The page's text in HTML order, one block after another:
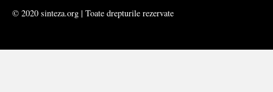
© 2020 sinteza.org | Toate drepturile rezervate